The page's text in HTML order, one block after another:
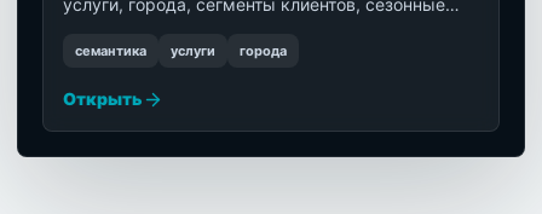
услуги, города, сегменты клиентов, сезонные
семантика услуги города
Открыть